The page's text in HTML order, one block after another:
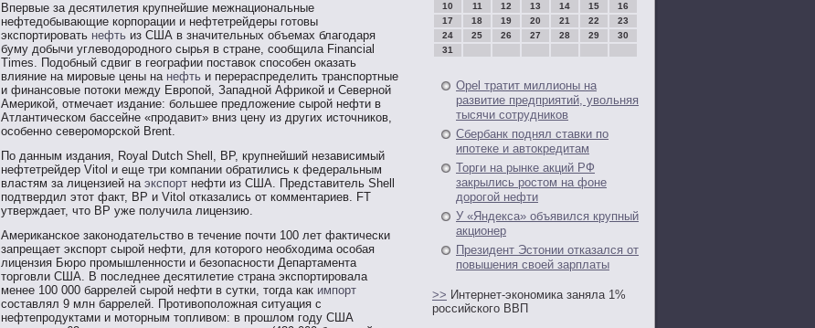
Впервые за десятилетия крупнейшие межнациональные
нефтедобывающие корпорации и нефтетрейдеры готовы
экспортировать нефть из США в значительных объемах благодаря
буму добычи углеводородного сырья в стране, сообщила Financial
Times. Подобный сдвиг в географии поставок способен оказать
влияние на мировые цены на нефть и перераспределить транспортные
и финансовые потоки между Европой, Западной Африкой и Северной
Америкой, отмечает издание: большее предложение сырой нефти в
Атлантическом бассейне «продавит» вниз цену из других источников,
особенно североморской Brent.
По данным издания, Royal Dutch Shell, BP, крупнейший независимый
нефтетрейдер Vitol и еще три компании обратились к федеральным
властям за лицензией на экспорт нефти из США. Представитель Shell
подтвердил этот факт, BP и Vitol отказались от комментариев. FT
утверждает, что BP уже получила лицензию.
Американское законодательство в течение почти 100 лет фактически
запрещает экспорт сырой нефти, для которого необходима особая
лицензия Бюро промышленности и безопасности Департамента
торговли США. В последнее десятилетие страна экспортировала
менее 100 000 баррелей сырой нефти в сутки, тогда как импорт
составлял 9 млн баррелей. Противоположная ситуация с
нефтепродуктами и моторным топливом: в прошлом году США
10
11 12 13 14 15
16
17
18 19 20 21 22
23
24
25 26 27 28 29
30
31
Opel тратит миллионы на
развитие предприятий, увольняя
тысячи сотрудников
Сбербанк поднял ставки по
ипотеке и автокредитам
Торги на рынке акций РФ
закрылись ростом на фоне
дорогой нефти
У «Яндекса» объявился крупный
акционер
Президент Эстонии отказался от
повышения своей зарплаты
>> Интернет-экономика заняла 1%
российского ВВП